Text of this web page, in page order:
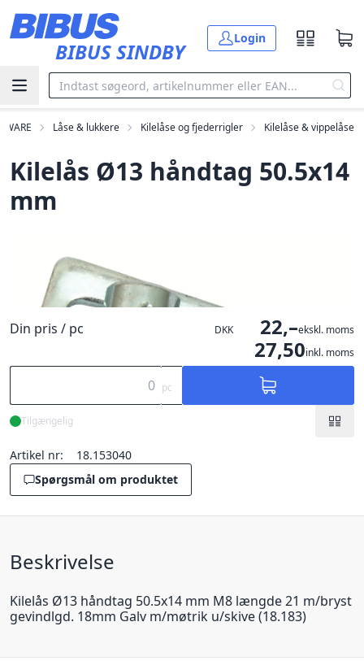
BIBUS SINDBY
Login
Låse & lukkere Kilelåse og fjederrigler Kilelåse & vippelåse
Kilelås Ø13 håndtag 50.5x14
mm
Din pris / pc DKK 22,–ekskl. moms
27,50inkl. moms
pc
Tilgængelig
Artikel nr:
18.153040
Spørgsmål om produktet
Beskrivelse
Kilelås Ø13 håndtag 50.5x14 mm M8 længde 21 m/bryst
gevindlgd. 18mm Galv m/møtrik u/skive (18.183)